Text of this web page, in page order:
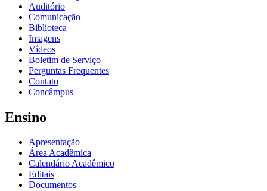
Auditório
Comunicação
Biblioteca
Imagens
Vídeos
Boletim de Serviço
Perguntas Frequentes
Contato
Concâmpus
Ensino
Apresentação
Área Acadêmica
Calendário Acadêmico
Editais
Documentos